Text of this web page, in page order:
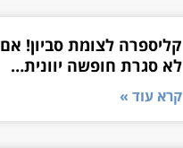
קליספרה לצומת סביון! אם
לא סגרת חופשה יוונית…
קרא עוד »